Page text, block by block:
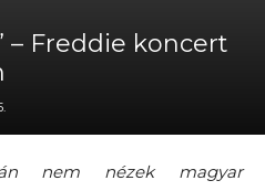
– Freddie koncert
nem nézek magyar